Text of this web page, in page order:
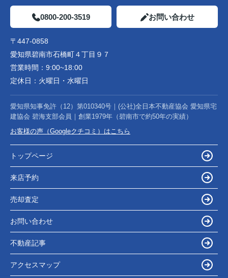
0800-200-3519 お問い合わせ
〒447-0858
愛知県碧南市石橋町４丁目９７
営業時間： 9:00~18:00
定休日： 火曜日・水曜日
愛知県知事免許（12）第010340号｜(公社)全日本不動産協会 愛知県宅
建協会 碧海支部会員｜創業1979年（碧南市で約50年の実績）
お客様の声（Googleクチコミ）はこちら
トップページ
来店予約
売却査定
お問い合わせ
不動産記事
アクセスマップ